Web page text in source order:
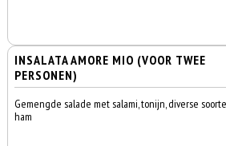
INSALATA AMORE MIO (VOOR TWEE
PERSONEN)
Gemengde salade met salami, tonijn, diverse
ham